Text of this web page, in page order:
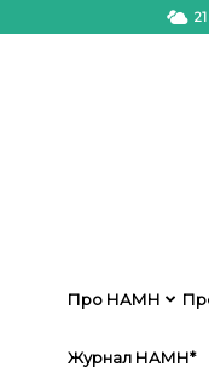
21
Про НАМН
Журнал НАМН*